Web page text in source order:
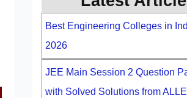
Best Engineering Colleges in
2026
JEE Main Session 2 Question
with Solved Solutions from